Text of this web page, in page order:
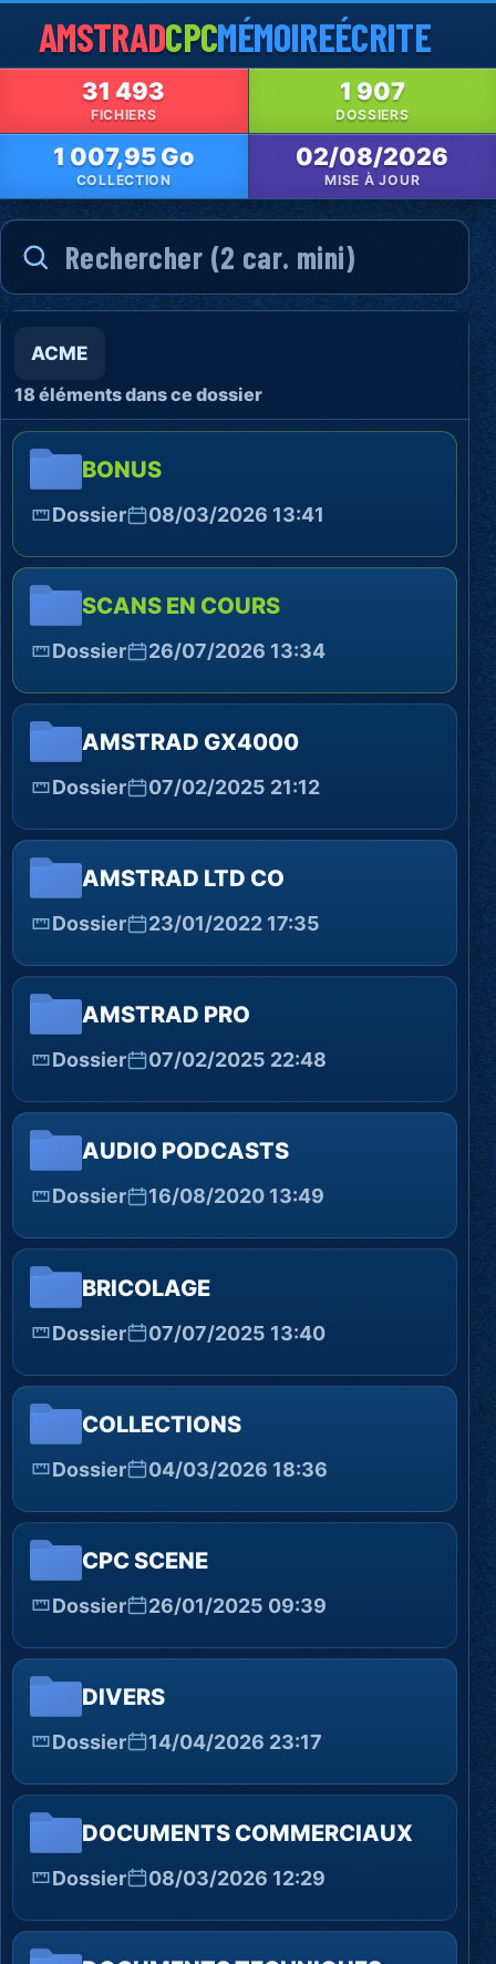
AMSTRADCPCMÉMOIREÉCRITE
31 493
FICHIERS
1 907
DOSSIERS
1 007,95 Go
COLLECTION
02/08/2026
MISE À JOUR
ACME
18 éléments dans ce dossier
BONUS
Dossier 08/03/2026 13:41
SCANS EN COURS
Dossier 26/07/2026 13:34
AMSTRAD GX4000
Dossier 07/02/2025 21:12
AMSTRAD LTD CO
Dossier 23/01/2022 17:35
AMSTRAD PRO
Dossier 07/02/2025 22:48
AUDIO PODCASTS
Dossier 16/08/2020 13:49
BRICOLAGE
Dossier 07/07/2025 13:40
COLLECTIONS
Dossier 04/03/2026 18:36
CPC SCENE
Dossier 26/01/2025 09:39
DIVERS
Dossier 14/04/2026 23:17
DOCUMENTS COMMERCIAUX
Dossier 08/03/2026 12:29